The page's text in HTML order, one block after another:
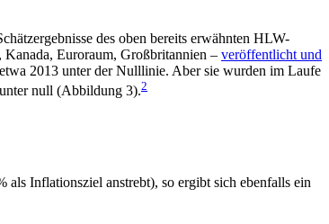
des oben bereits erwähnten HLW-
Euroraum, Großbritannien – veröffentlicht und
2013 unter der Nulllinie. Aber sie wurden im Laufe
null (Abbildung 3).2
Inflationsziel anstrebt), so ergibt sich ebenfalls ein